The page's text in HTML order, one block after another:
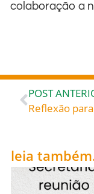
colaboração a
POST
leia